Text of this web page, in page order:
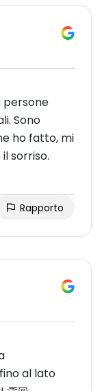
persone
Sono
ho fatto, mi
sorriso.
Rapporto
al lato